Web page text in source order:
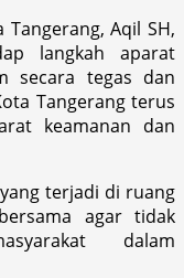
Aqil SH,
langkah aparat
secara tegas dan
Tangerang terus
keamanan dan
terjadi di ruang
agar tidak
dalam